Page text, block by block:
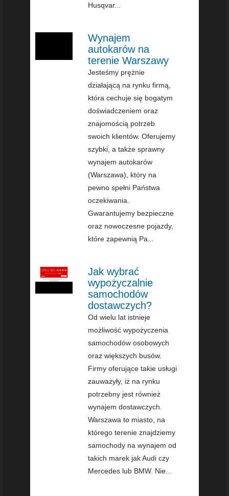
Husqvar...
Wynajem
autokarów na
terenie Warszawy
Jesteśmy prężnie
działającą na rynku firmą,
która cechuje się bogatym
doświadczeniem oraz
znajomością potrzeb
swoich klientów. Oferujemy
szybki, a także sprawny
wynajem autokarów
(Warszawa), który na
pewno spełni Państwa
oczekiwania.
Gwarantujemy bezpieczne
oraz nowoczesne pojazdy,
które zapewnią Pa...
Jak wybrać
wypożyczalnie
samochodów
dostawczych?
Od wielu lat istnieje
możliwość wypożyczenia
samochodów osobowych
oraz większych busów.
Firmy oferujące takie usługi
zauważyły, iż na rynku
potrzebny jest również
wynajem dostawczych.
Warszawa to miasto, na
którego terenie znajdziemy
samochody na wynajem od
takich marek jak Audi czy
Mercedes lub BMW. Nie...